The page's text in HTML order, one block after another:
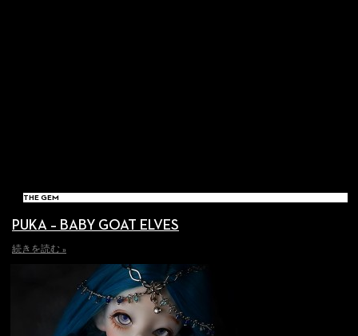
THE GEM
PUKA – BABY GOAT ELVES
続きを読む »